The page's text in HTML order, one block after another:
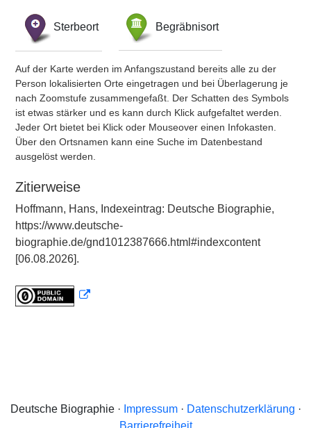
Sterbeort Begräbnisort
Auf der Karte werden im Anfangszustand bereits alle zu der
Person lokalisierten Orte eingetragen und bei Überlagerung je
nach Zoomstufe zusammengefaßt. Der Schatten des Symbols
ist etwas stärker und es kann durch Klick aufgefaltet werden.
Jeder Ort bietet bei Klick oder Mouseover einen Infokasten.
Über den Ortsnamen kann eine Suche im Datenbestand
ausgelöst werden.
Zitierweise
Hoffmann, Hans, Indexeintrag: Deutsche Biographie,
https://www.deutsche-
biographie.de/gnd1012387666.html#indexcontent
[06.08.2026].
Deutsche Biographie · Impressum· Datenschutzerklärung ·
Barrierefreiheit